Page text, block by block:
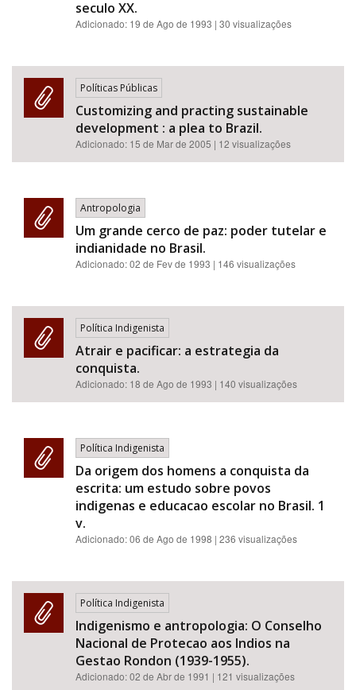
seculo XX.
Adicionado: 19 de Ago de 1993 | 30 visualizações
Políticas Públicas
Customizing and practing sustainable
development : a plea to Brazil.
Adicionado: 15 de Mar de 2005 | 12 visualizações
Antropologia
Um grande cerco de paz: poder tutelar e
indianidade no Brasil.
Adicionado:02 de Fev de 1993 | 146 visualizações
Política Indigenista
Atrair e pacificar: a estrategia da
conquista.
Adicionado: 18 de Ago de 1993 | 140 visualizações
Política Indigenista
Da origem dos homens a conquista da
escrita: um estudo sobre povos
indigenas e educacao escolar no Brasil. 1
v.
Adicionado:06 de Ago de 1998 | 236 visualizações
Política Indigenista
Indigenismo e antropologia: O Conselho
Nacional de Protecao aos Indios na
Gestao Rondon (1939-1955).
Adicionado:02 de Abr de 1991 | 121 visualizações